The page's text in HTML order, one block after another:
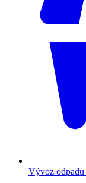
Vývoz odpadu